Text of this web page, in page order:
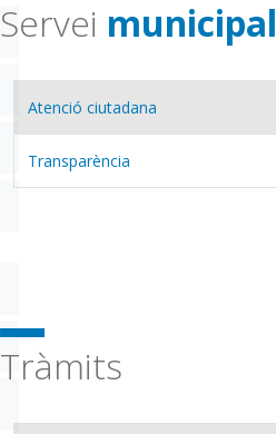
Servei municipal
Atenció ciutadana
Transparència
Tràmits